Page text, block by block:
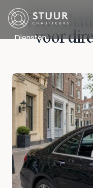
Diensten
Evenementen
Zakelijk Vervoer
Chauffeur in eigen
Cases
Over ons
Blog
Contact
Offerte aanvragen
Privé
voor